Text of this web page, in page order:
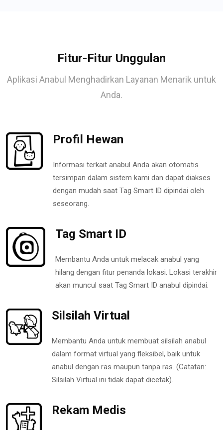
Fitur-Fitur Unggulan
Aplikasi Anabul Menghadirkan Layanan Menarik untuk
Anda.
Profil Hewan
Informasi terkait anabul Anda akan otomatis
tersimpan dalam sistem kami dan dapat diakses
dengan mudah saat Tag Smart ID dipindai oleh
seseorang.
Tag Smart ID
Membantu Anda untuk melacak anabul yang
hilang dengan fitur penanda lokasi. Lokasi terakhir
akan muncul saat Tag Smart ID anabul dipindai.
Silsilah Virtual
Membantu Anda untuk membuat silsilah anabul
dalam format virtual yang fleksibel, baik untuk
anabul dengan ras maupun tanpa ras. (Catatan:
Silsilah Virtual ini tidak dapat dicetak).
Rekam Medis